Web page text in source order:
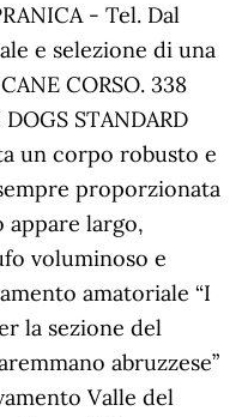
- Tel. Dal
e selezione di una
CORSO. 338
STANDARD
un corpo robusto e
proporzionata
largo,
voluminoso e
amatoriale “I
la sezione del
abruzzese”
Valle del